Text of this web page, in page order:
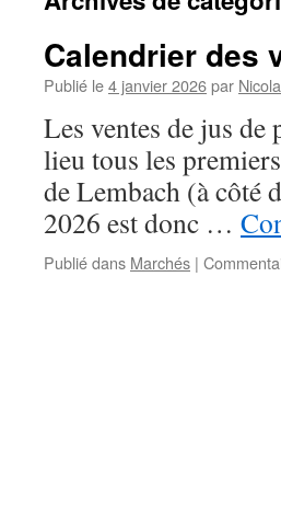
Calendrier des
Publié le4 janvier 2026par
Les ventes de jus
lieu tous les
de Lembach (à côté
2026 est donc …
Publié dans Marchés |